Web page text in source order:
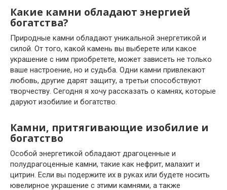
Какие камни обладают энергией
богатства?
Природные камни обладают уникальной энергетикой и
силой. От того, какой камень вы выберете или какое
украшение с ним приобретете, может зависеть не только
ваше настроение, но и судьба. Одни камни привлекают
любовь, другие дарят защиту, а третьи способствуют
творчеству. Сегодня я хочу рассказать о камнях, которые
даруют изобилие и богатство.
Камни, притягивающие изобилие и
богатство
Особой энергетикой обладают драгоценные и
полудрагоценные камни, такие как нефрит, малахит и
цитрин. Если вы подержите их в руках или будете носить
ювелирное украшение с этими камнями, а также